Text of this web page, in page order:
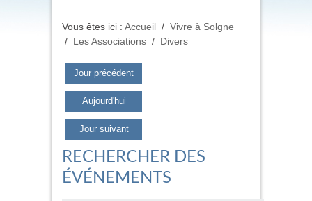
Vous êtes ici : Accueil / Vivre à Solgne
/
Les Associations / Divers
Jour précédent
Aujourd'hui
Jour suivant
RECHERCHER DES
ÉVÉNEMENTS